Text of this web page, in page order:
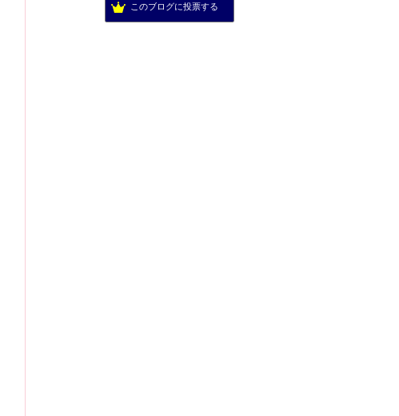
15位 女の子のちょっとHだけど放っておけない悩み
16位 奥さま日記求人担当きむらっちのブログ
このブログに投票する